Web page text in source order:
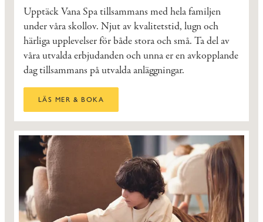
Upptäck Vana Spa tillsammans med hela familjen
under våra skollov. Njut av kvalitetstid, lugn och
härliga upplevelser för både stora och små. Ta del av
våra utvalda erbjudanden och unna er en avkopplande
dag tillsammans på utvalda anläggningar.
LÄS MER & BOKA